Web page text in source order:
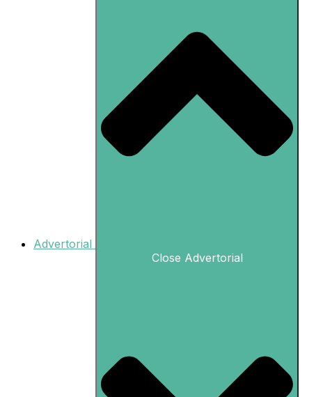
Advertorial
Close Advertorial